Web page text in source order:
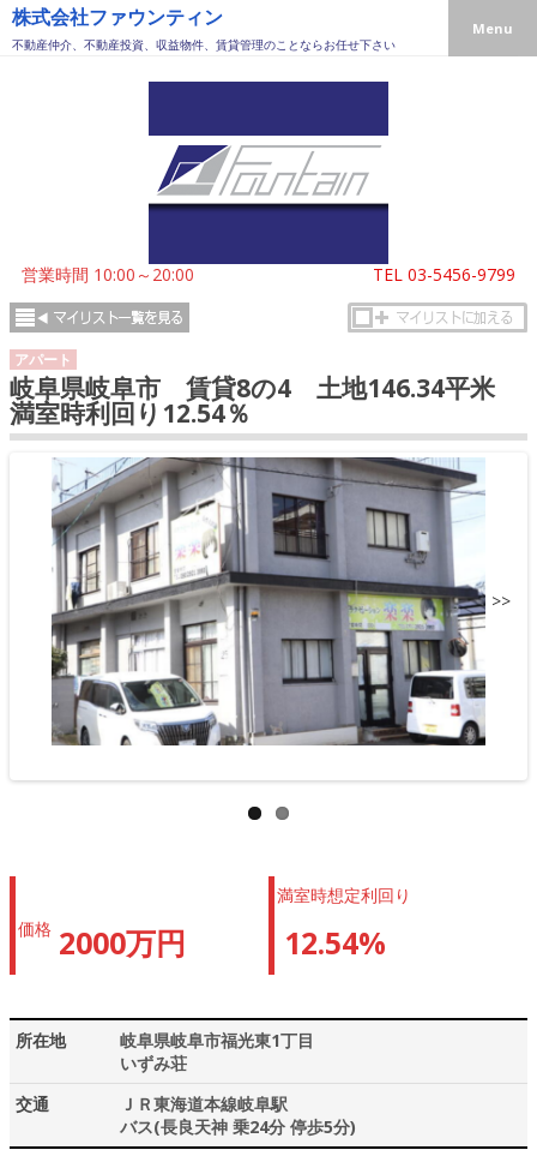
株式会社ファウンティン
不動産仲介、不動産投資、収益物件、賃貸管理のことならお任せ下さい
営業時間 10:00～20:00 TEL 03-5456-9799
Menu
アパート
岐阜県岐阜市 賃貸8の4 土地146.34平米
満室時利回り12.54％
>>
価格 2000万円
満室時想定利回り
12.54%
所在地
岐阜県岐阜市福光東1丁目
いずみ荘
交通
ＪＲ東海道本線岐阜駅
バス(⻑良天神 乗24分 停歩5分)